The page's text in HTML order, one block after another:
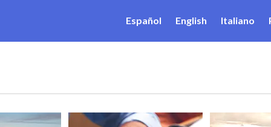
Español English Italiano